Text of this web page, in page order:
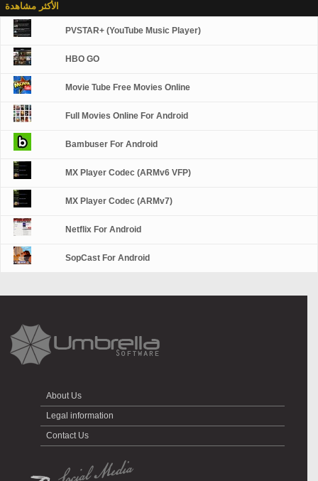
الأكثر مشاهدة
PVSTAR+ (YouTube Music Player)
HBO GO
Movie Tube Free Movies Online
Full Movies Online For Android
Bambuser For Android
MX Player Codec (ARMv6 VFP)
MX Player Codec (ARMv7)
Netflix For Android
SopCast For Android
About Us
Legal information
Contact Us